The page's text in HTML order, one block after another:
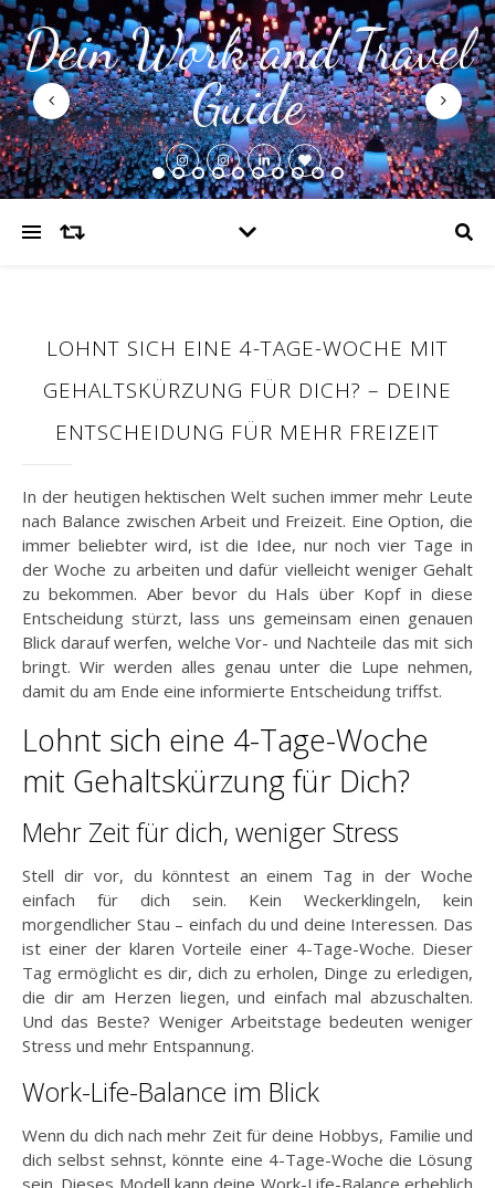
Dein Work and Travel
Guide
LOHNT SICH EINE 4-TAGE-WOCHE MIT
GEHALTSKÜRZUNG FÜR DICH? – DEINE
ENTSCHEIDUNG FÜR MEHR FREIZEIT
In der heutigen hektischen Welt suchen immer mehr Leute
nach Balance zwischen Arbeit und Freizeit. Eine Option, die
immer beliebter wird, ist die Idee, nur noch vier Tage in
der Woche zu arbeiten und dafür vielleicht weniger Gehalt
zu bekommen. Aber bevor du Hals über Kopf in diese
Entscheidung stürzt, lass uns gemeinsam einen genauen
Blick darauf werfen, welche Vor- und Nachteile das mit sich
bringt. Wir werden alles genau unter die Lupe nehmen,
damit du am Ende eine informierte Entscheidung triffst.
Lohnt sich eine 4-Tage-Woche
mit Gehaltskürzung für Dich?
Mehr Zeit für dich, weniger Stress
Stell dir vor, du könntest an einem Tag in der Woche
einfach für dich sein. Kein Weckerklingeln, kein
morgendlicher Stau – einfach du und deine Interessen. Das
ist einer der klaren Vorteile einer 4-Tage-Woche. Dieser
Tag ermöglicht es dir, dich zu erholen, Dinge zu erledigen,
die dir am Herzen liegen, und einfach mal abzuschalten.
Und das Beste? Weniger Arbeitstage bedeuten weniger
Stress und mehr Entspannung.
Work-Life-Balance im Blick
Wenn du dich nach mehr Zeit für deine Hobbys, Familie und
dich selbst sehnst, könnte eine 4-Tage-Woche die Lösung
sein. Dieses Modell kann deine Work-Life-Balance erheblich